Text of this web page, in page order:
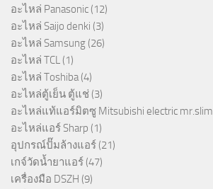
อะไหล่ Panasonic (12)
อะไหล่ Saijo denki (3)
อะไหล่ Samsung (26)
อะไหล่ TCL (1)
อะไหล่ Toshiba (4)
อะไหล่ตู้เย็น ตู้แช่ (3)
อะไหล่แท้แอร์มิตซู Mitsubishi electric mr.slim
อะไหล่แอร์ Sharp (1)
อุปกรณ์ปั๊มล้างแอร์ (21)
เกจ์วัดน้ำยาแอร์ (47)
เครื่องมือ DSZH (9)